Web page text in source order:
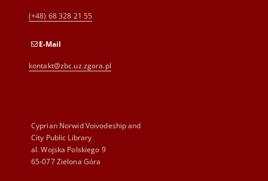
(+48) 68 328 21 55
E-Mail
kontakt@zbc.uz.zgora.pl
Cyprian Norwid Voivodeship and
City Public Library
al. Wojska Polskiego 9
65-077 Zielona Góra